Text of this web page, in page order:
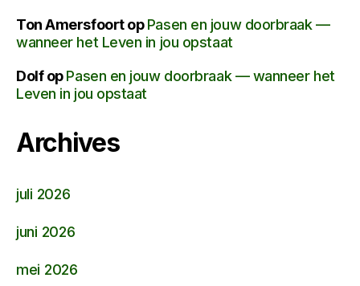
Ton AmersfoortopPasen en jouw doorbraak —
wanneer het Leven in jou opstaat
DolfopPasen en jouw doorbraak — wanneer het
Leven in jou opstaat
Archives
juli 2026
juni 2026
mei 2026